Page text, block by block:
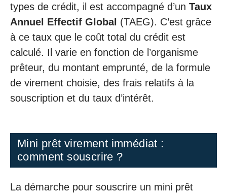
types de crédit, il est accompagné d’un Taux
Annuel Effectif Global (TAEG). C’est grâce
à ce taux que le coût total du crédit est
calculé. Il varie en fonction de l’organisme
prêteur, du montant emprunté, de la formule
de virement choisie, des frais relatifs à la
souscription et du taux d’intérêt.
Mini prêt virement immédiat :
comment souscrire ?
La démarche pour souscrire un mini prêt